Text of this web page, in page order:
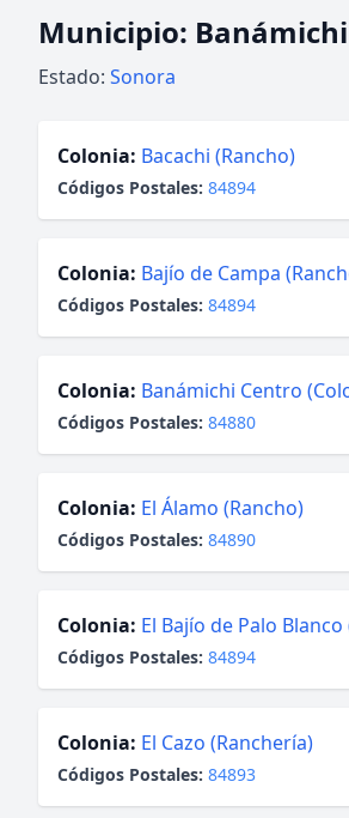
Municipio: Banámichi
Estado: Sonora
Colonia: Bacachi (Rancho)
Códigos Postales: 84894
Colonia: Bajío de Campa
Códigos Postales: 84894
Colonia: Banámichi Centro
Códigos Postales: 84880
Colonia: El Álamo (Rancho)
Códigos Postales: 84890
Colonia: El Bajío de Palo
Códigos Postales: 84894
Colonia: El Cazo (Ranchería)
Códigos Postales: 84893